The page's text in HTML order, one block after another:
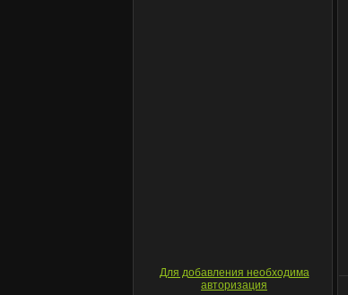
Для добавления необходима
авторизация